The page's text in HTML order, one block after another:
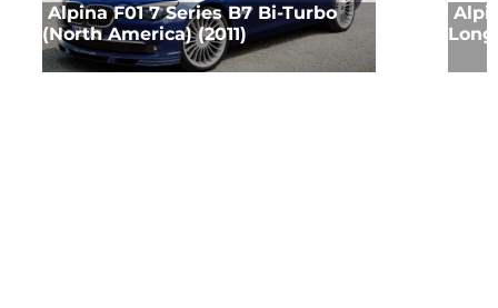
Alpina F01 7 Series B7 Bi-Turbo
(North America) (2011)
Long